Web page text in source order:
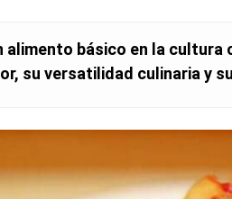
alimento básico en la cultura
su versatilidad culinaria y